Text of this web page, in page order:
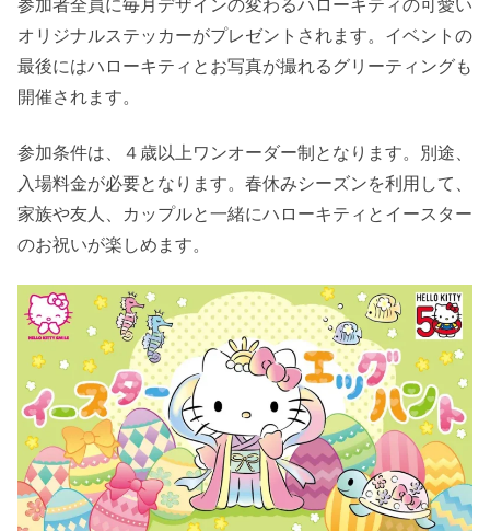
参加者全員に毎月デザインの変わるハローキティの可愛い
オリジナルステッカーがプレゼントされます。イベントの
最後にはハローキティとお写真が撮れるグリーティングも
開催されます。
参加条件は、４歳以上ワンオーダー制となります。別途、
入場料金が必要となります。春休みシーズンを利用して、
家族や友人、カップルと一緒にハローキティとイースター
のお祝いが楽しめます。